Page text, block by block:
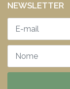
NEWSLETTER